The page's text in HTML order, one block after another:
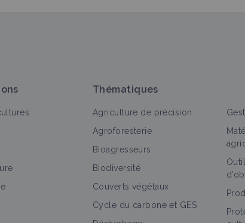
Thématiques
Agriculture de précision
Agroforesterie
Bioagresseurs
Biodiversité
Couverts végétaux
Cycle du carbone et GES